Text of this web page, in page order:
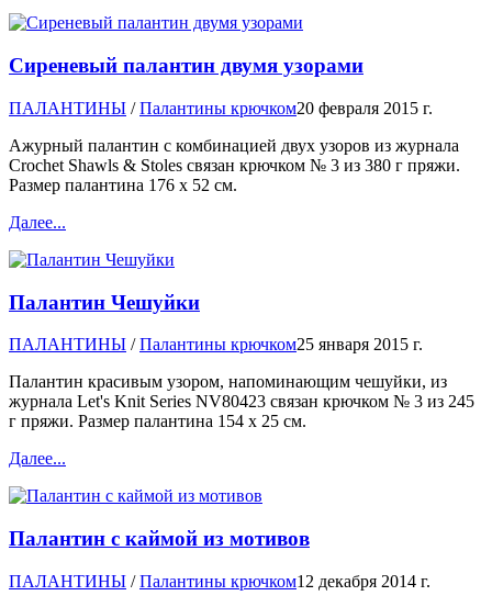
Сиреневый палантин двумя узорами
ПАЛАНТИНЫ /Палантины крючком20 февраля 2015 г.
Ажурный палантин с комбинацией двух узоров из журнала
Crochet Shawls & Stoles связан крючком № 3 из 380 г пряжи.
Размер палантина 176 х 52 см.
Далее...
Палантин Чешуйки
ПАЛАНТИНЫ /Палантины крючком25 января 2015 г.
Палантин красивым узором, напоминающим чешуйки, из
журнала Let's Knit Series NV80423 связан крючком № 3 из 245
г пряжи. Размер палантина 154 х 25 см.
Далее...
Палантин с каймой из мотивов
ПАЛАНТИНЫ /Палантины крючком12 декабря 2014 г.